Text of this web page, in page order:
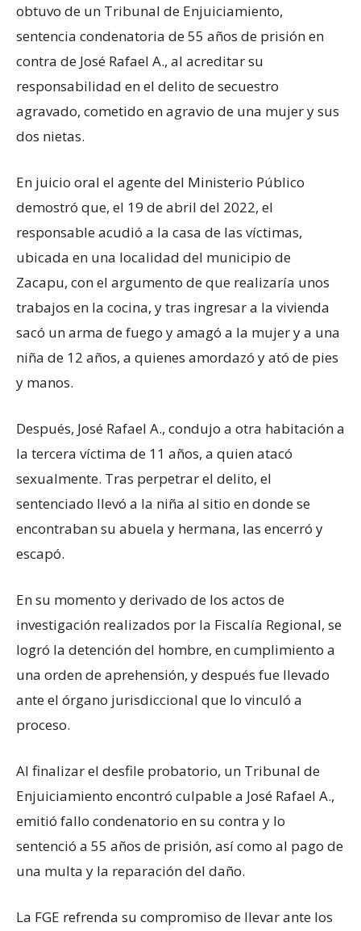
obtuvo de un Tribunal de Enjuiciamiento,
sentencia condenatoria de 55 años de prisión en
contra de José Rafael A., al acreditar su
responsabilidad en el delito de secuestro
agravado, cometido en agravio de una mujer y sus
dos nietas.
En juicio oral el agente del Ministerio Público
demostró que, el 19 de abril del 2022, el
responsable acudió a la casa de las víctimas,
ubicada en una localidad del municipio de
Zacapu, con el argumento de que realizaría unos
trabajos en la cocina, y tras ingresar a la vivienda
sacó un arma de fuego y amagó a la mujer y a una
niña de 12 años, a quienes amordazó y ató de pies
y manos.
Después, José Rafael A., condujo a otra habitación a
la tercera víctima de 11 años, a quien atacó
sexualmente. Tras perpetrar el delito, el
sentenciado llevó a la niña al sitio en donde se
encontraban su abuela y hermana, las encerró y
escapó.
En su momento y derivado de los actos de
investigación realizados por la Fiscalía Regional, se
logró la detención del hombre, en cumplimiento a
una orden de aprehensión, y después fue llevado
ante el órgano jurisdiccional que lo vinculó a
proceso.
Al finalizar el desfile probatorio, un Tribunal de
Enjuiciamiento encontró culpable a José Rafael A.,
emitió fallo condenatorio en su contra y lo
sentenció a 55 años de prisión, así como al pago de
una multa y la reparación del daño.
La FGE refrenda su compromiso de llevar ante los